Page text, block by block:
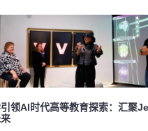
引领AI时代高等教育探索：汇聚